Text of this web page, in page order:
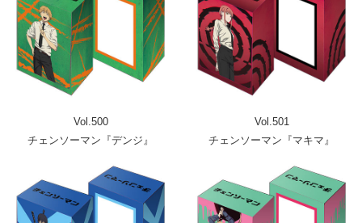
Vol.500
チェンソーマン『デンジ』
Vol.501
チェンソーマン『マキマ』